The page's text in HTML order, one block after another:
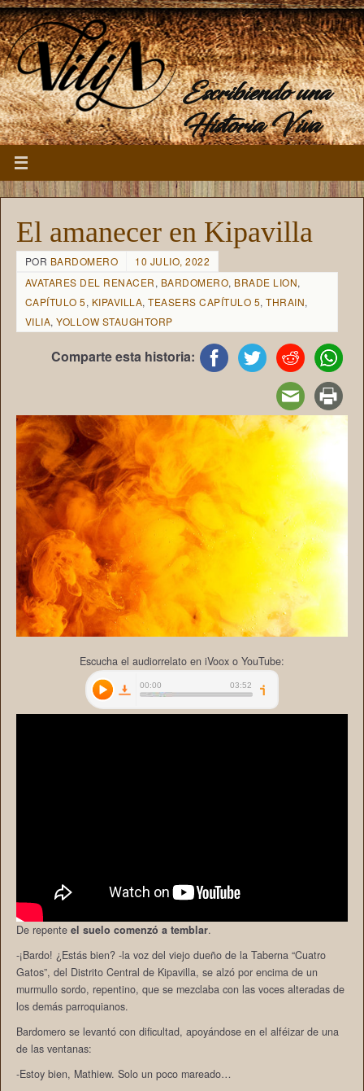
Escribiendo una
Historia Viva
El amanecer en Kipavilla
POR BARDOMERO
10 JULIO, 2022
AVATARES DEL RENACER, BARDOMERO, BRADE LION,
CAPÍTULO 5, KIPAVILLA,TEASERS CAPÍTULO 5,THRAIN,
VILIA,YOLLOW STAUGHTORP
Comparte esta historia:
Escucha el audiorrelato en iVoox o YouTube:
De repente el suelo comenzó a temblar.
-¡Bardo! ¿Estás bien? -la voz del viejo dueño de la Taberna “Cuatro
Gatos”, del Distrito Central de Kipavilla, se alzó por encima de un
murmullo sordo, repentino, que se mezclaba con las voces alteradas de
los demás parroquianos.
Bardomero se levantó con dificultad, apoyándose en el alféizar de una
de las ventanas:
-Estoy bien, Mathiew. Solo un poco mareado…